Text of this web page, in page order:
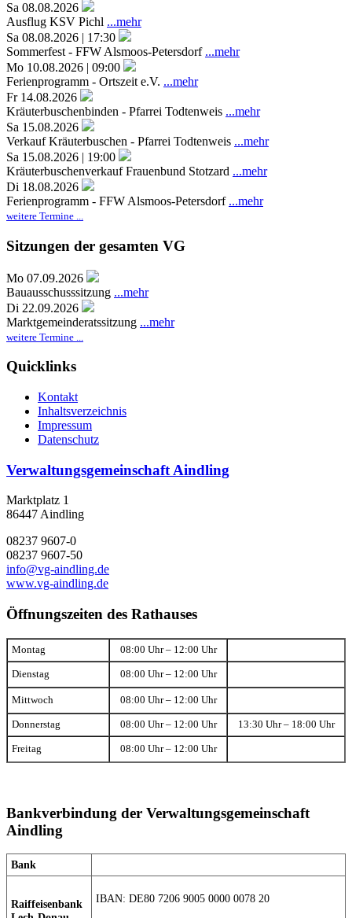
Sa 08.08.2026
Ausflug KSV Pichl ...mehr
Sa 08.08.2026 | 17:30
Sommerfest - FFW Alsmoos-Petersdorf ...mehr
Mo 10.08.2026 | 09:00
Ferienprogramm - Ortszeit e.V. ...mehr
Fr 14.08.2026
Kräuterbuschenbinden - Pfarrei Todtenweis ...mehr
Sa 15.08.2026
Verkauf Kräuterbuschen - Pfarrei Todtenweis ...mehr
Sa 15.08.2026 | 19:00
Kräuterbuschenverkauf Frauenbund Stotzard ...mehr
Di 18.08.2026
Ferienprogramm - FFW Alsmoos-Petersdorf ...mehr
weitere Termine ...
Sitzungen der gesamten VG
Mo 07.09.2026
Bauausschusssitzung ...mehr
Di 22.09.2026
Marktgemeinderatssitzung ...mehr
weitere Termine ...
Quicklinks
Kontakt
Inhaltsverzeichnis
Impressum
Datenschutz
Verwaltungsgemeinschaft Aindling
Marktplatz 1
86447 Aindling
08237 9607-0
08237 9607-50
info@vg-aindling.de
www.vg-aindling.de
Öffnungszeiten des Rathauses
Montag 08:00 Uhr – 12:00 Uhr
Dienstag 08:00 Uhr – 12:00 Uhr
Mittwoch 08:00 Uhr – 12:00 Uhr
Donnerstag 08:00 Uhr – 12:00 Uhr 13:30 Uhr – 18:00 Uhr
Freitag 08:00 Uhr – 12:00 Uhr
Bankverbindung der Verwaltungsgemeinschaft
Aindling
Bank
Raiffeisenbank
IBAN: DE80 7206 9005 0000 0078 20